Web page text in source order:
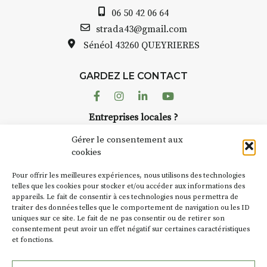
Gérer le consentement aux
cookies
Pour offrir les meilleures expériences, nous utilisons des technologies
telles que les cookies pour stocker et/ou accéder aux informations des
appareils. Le fait de consentir à ces technologies nous permettra de
traiter des données telles que le comportement de navigation ou les ID
uniques sur ce site. Le fait de ne pas consentir ou de retirer son
consentement peut avoir un effet négatif sur certaines caractéristiques
et fonctions.
Auzon…
Bernard TURLE Le Fumoir n’est
pas une galerie permanente.
AuzonToujours organise
dans le village. Des artistes et
caves, les granges d’Auzon. Le
Fumoir est l’un de ces espaces
d’autres activités culturelles de
la Petite Cité de Caractère. Par
exemple, l’installationCochon
Charbons’inscrit comme en
« off » du festival d’Auzon 2026
SA D’où vient le nom :Fumoir?
06 50 42 06 64
strada43@gmail.com
Sénéol 43260 QUEYRIERES
GARDEZ LE CONTACT
FacebookInstagram
LinkedinYoutube
Entreprises locales ?
Suivez toute l'actu de Strada